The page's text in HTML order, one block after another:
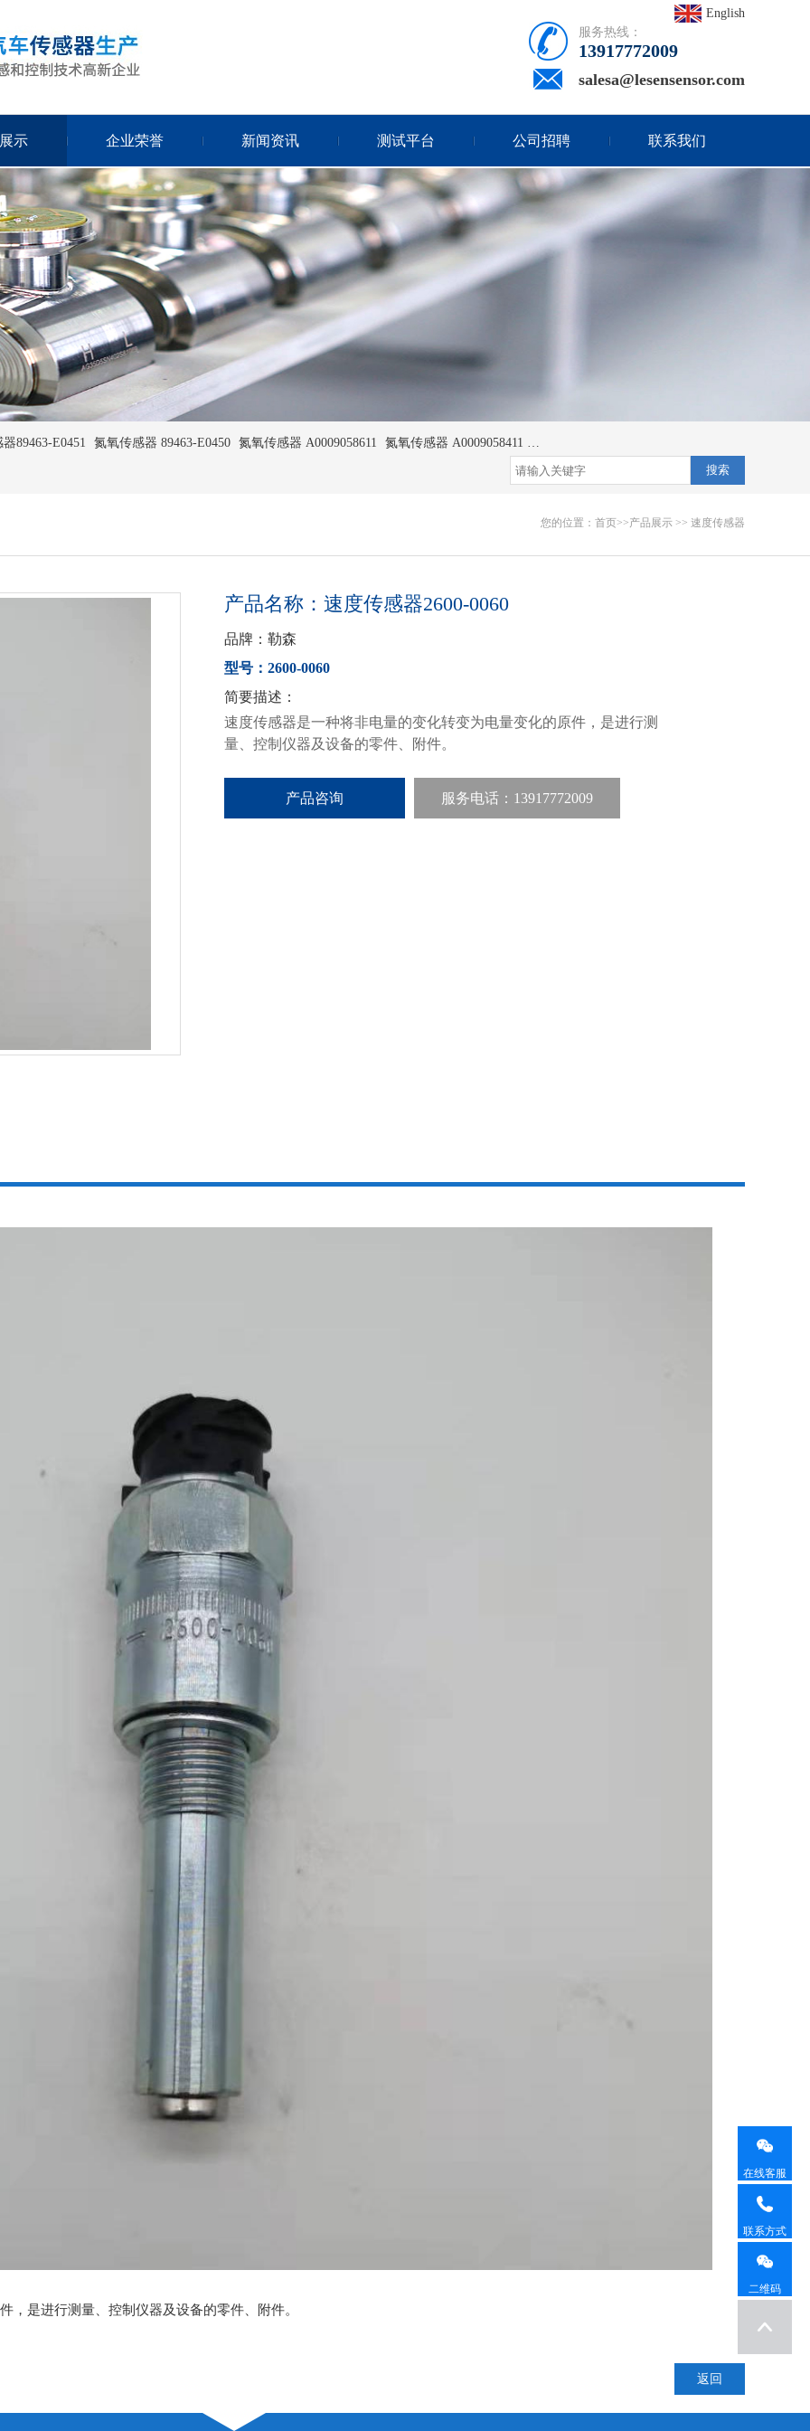
English
服务热线：
13917772009
salesa@lesensensor.com
示 企业荣誉 新闻资讯 测试平台 公司招聘 联系我们
89463-E0451 氮氧传感器 89463-E0450 氮氧传感器 A0009058611 氮氧传感器 A0009058411 氮氧传感器 A0009058111
搜索
您的位置： 首页>>产品展示 >> 速度传感器
产品名称：速度传感器2600-0060
品牌：勒森
型号：2600-0060
简要描述：
速度传感器是一种将非电量的变化转变为电量变化的原件，是进行测
量、控制仪器及设备的零件、附件。
产品咨询 服务电话：13917772009
是进行测量、控制仪器及设备的零件、附件。
返回
在线客服
联系方式
二维码